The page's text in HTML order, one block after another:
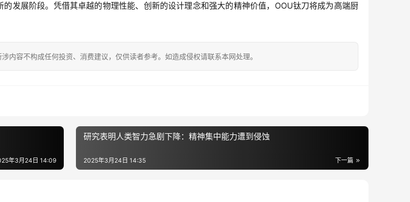
发展阶段。凭借其卓越的物理性能、创新的设计理念和强大的精神价值，OOU钛刀将成为高端厨
内容不构成任何投资、消费建议，仅供读者参考。如造成侵权请联系本网处理。
年3月24日 14:09
研究表明人类智力急剧下降：精神集中能力遭到侵蚀
下一篇
2025年3月24日 14:35